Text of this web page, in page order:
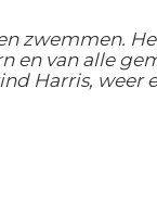
zwemmen.
en van alle
Harris, weer